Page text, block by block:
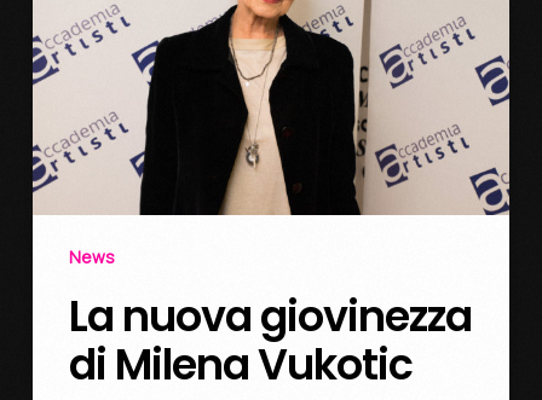
News
La nuova giovinezza
di Milena Vukotic